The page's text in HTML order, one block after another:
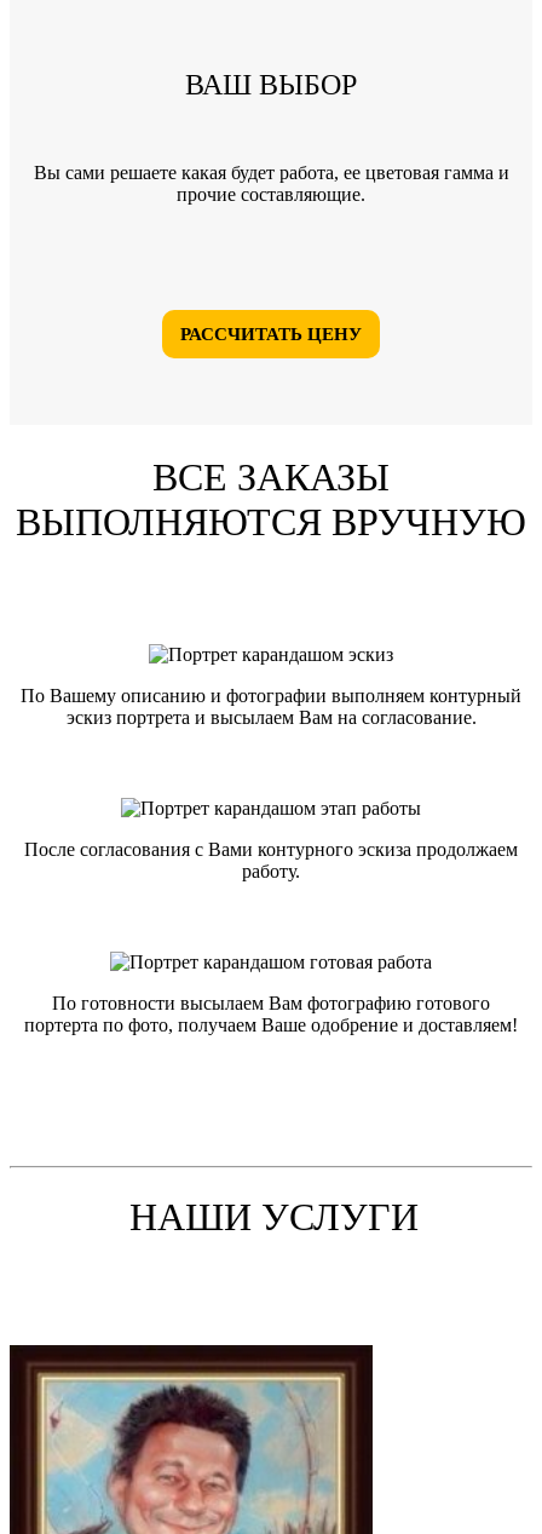
ВАШ ВЫБОР
Вы сами решаете какая будет работа, ее цветовая гамма и
прочие составляющие.
РАССЧИТАТЬ ЦЕНУ
ВСЕ ЗАКАЗЫ
ВЫПОЛНЯЮТСЯ ВРУЧНУЮ
По Вашему описанию и фотографии выполняем контурный
эскиз портрета и высылаем Вам на согласование.
После согласования с Вами контурного эскиза продолжаем
работу.
По готовности высылаем Вам фотографию готового
портерта по фото, получаем Ваше одобрение и доставляем!
НАШИ УСЛУГИ